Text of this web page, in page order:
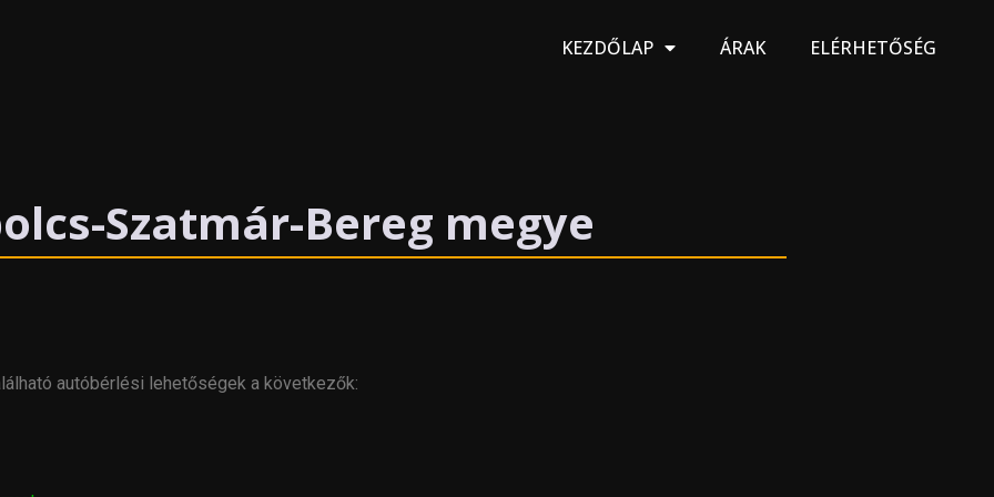
KEZDŐLAP ÁRAK ELÉRHETŐSÉG
Szatmár-Bereg megye
autóbérlési lehetőségek a következők: